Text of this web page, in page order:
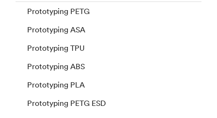
Prototyping PETG
Prototyping ASA
Prototyping TPU
Prototyping ABS
Prototyping PLA
Prototyping PETG ESD